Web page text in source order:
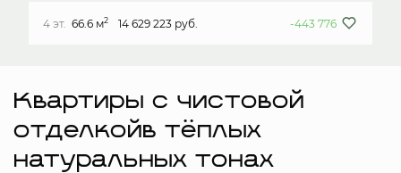
4 эт. 66.6 м2 14 629 223 руб. -443 776
Квартиры с чистовой
отделкойв тёплых
натуральных тонах